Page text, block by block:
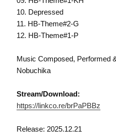
10. Depressed
11. HB-Theme#2-G
12. HB-Theme#1-P
Music Composed, Performed
Nobuchika
Stream/Download:
https://linkco.re/brPaPBBz
Release: 2025.12.21